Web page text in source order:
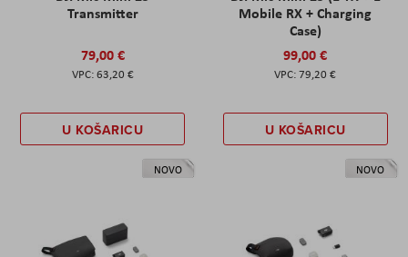
Transmitter
79,00 €
63,20 €
U KOŠARICU
Mobile RX + Charging
Case)
99,00 €
79,20 €
U KOŠARICU
NOVO NOVO